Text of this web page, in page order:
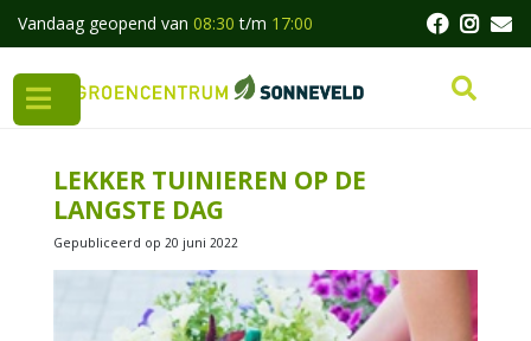
Vandaag geopend van 08:30 t/m 17:00
LEKKER TUINIEREN OP DE
LANGSTE DAG
Gepubliceerd op 20 juni 2022